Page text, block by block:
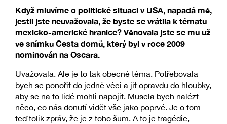
Když mluvíme o politické situaci v USA, napadá mě,
jestli jste neuvažovala, že byste se vrátila k tématu
mexicko-americké hranice? Věnovala jste se mu už
ve snímku Cesta domů, který byl v roce 2009
nominován na Oscara.
Uvažovala. Ale je to tak obecné téma. Potřebovala
bych se ponořit do jedné věci a jít opravdu do hloubky,
aby se na to lidé mohli napojit. Musela bych nalézt
něco, co nás donutí vidět vše jako poprvé. Je o tom
teď tolik zpráv, že je z toho šum. A to je tragédie,